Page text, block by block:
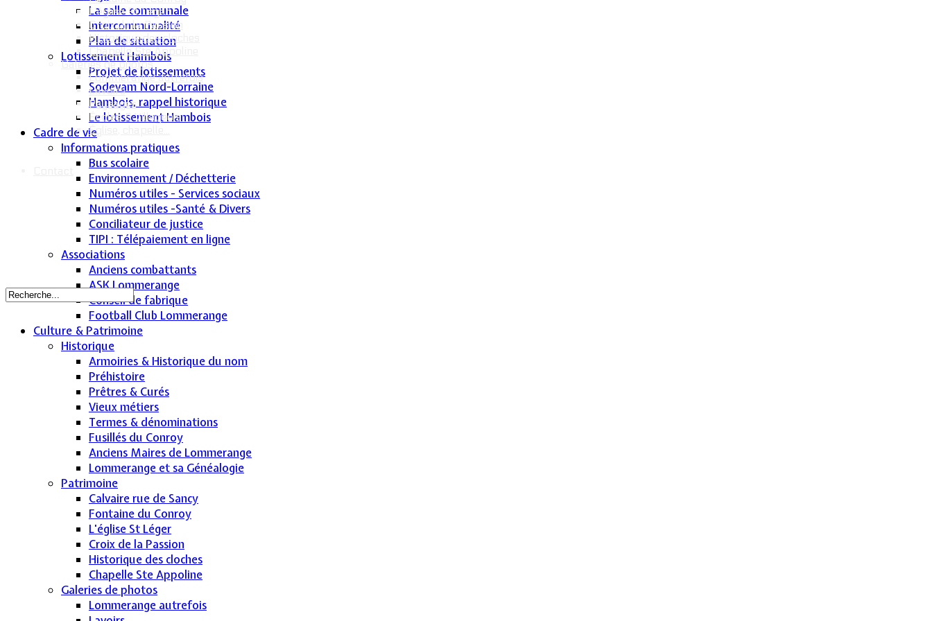
L'église St Léger
Croix de la Passion
Historique des cloches
Chapelle Ste Appoline
Galeries de photos
Lommerange autrefois
Lavoirs
Paysages
Écoles & Villageois
Église, chapelle...
La salle communale
Intercommunalité
Plan de situation
Lotissement Hambois
Projet de lotissements
Sodevam Nord-Lorraine
Hambois, rappel historique
Le lotissement Hambois
Cadre de vie
Informations pratiques
Bus scolaire
Environnement / Déchetterie
Numéros utiles - Services sociaux
Numéros utiles -Santé & Divers
Conciliateur de justice
TIPI : Télépaiement en ligne
Associations
Anciens combattants
ASK Lommerange
Conseil de fabrique
Football Club Lommerange
Culture & Patrimoine
Historique
Armoiries & Historique du nom
Préhistoire
Prêtres & Curés
Vieux métiers
Termes & dénominations
Fusillés du Conroy
Anciens Maires de Lommerange
Lommerange et sa Généalogie
Patrimoine
Calvaire rue de Sancy
Fontaine du Conroy
L'église St Léger
Croix de la Passion
Historique des cloches
Chapelle Ste Appoline
Galeries de photos
Lommerange autrefois